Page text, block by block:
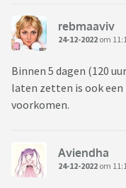
rebmaaviv
24-12-2022 om
Binnen 5 dagen (120
laten zetten is ook
voorkomen.
Aviendha
24-12-2022 om